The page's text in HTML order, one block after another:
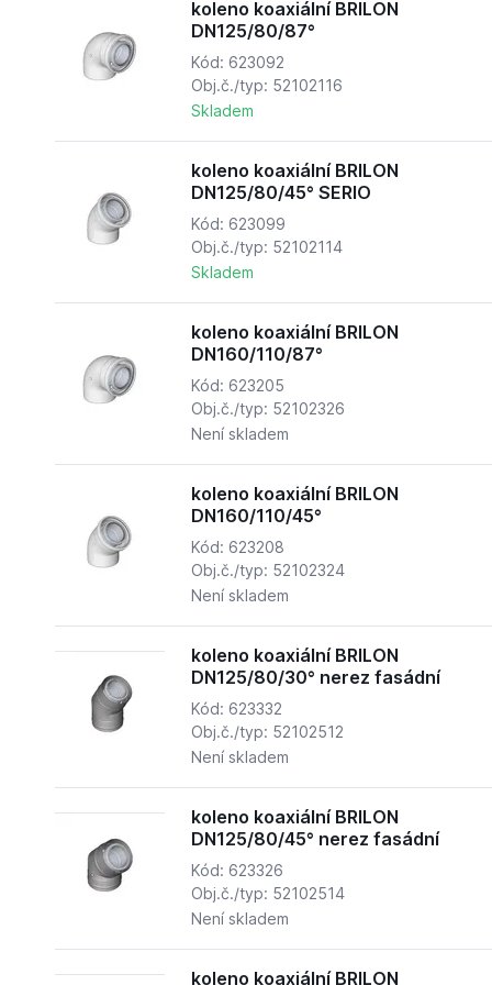
koleno koaxiální BRILON
DN125/80/87°
Kód: 623092
Obj.č./typ: 52102116
Skladem
koleno koaxiální BRILON
DN125/80/45° SERIO
Kód: 623099
Obj.č./typ: 52102114
Skladem
koleno koaxiální BRILON
DN160/110/87°
Kód: 623205
Obj.č./typ: 52102326
Není skladem
koleno koaxiální BRILON
DN160/110/45°
Kód: 623208
Obj.č./typ: 52102324
Není skladem
koleno koaxiální BRILON
DN125/80/30° nerez fasádní
Kód: 623332
Obj.č./typ: 52102512
Není skladem
koleno koaxiální BRILON
DN125/80/45° nerez fasádní
Kód: 623326
Obj.č./typ: 52102514
Není skladem
koleno koaxiální BRILON